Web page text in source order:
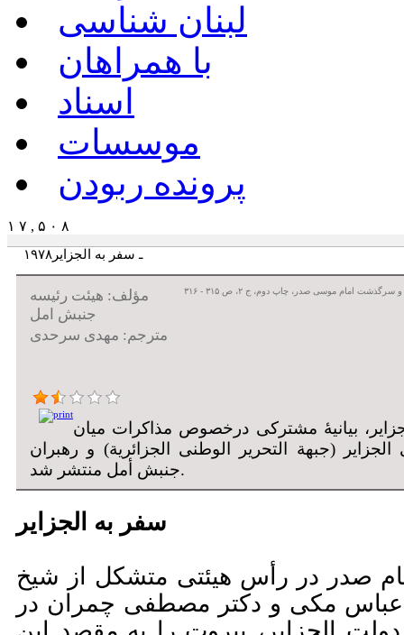
لبنان شناسی
با همراهان
اسناد
موسسات
پرونده ربودن
۱ ۷ , ۵ ۰ ۸
۱۹۷۸ـ سفر به الجزایر
سرگذشت امام موسی صدر، چاپ دوم، ج ۲، ص ۳۱۵ - ۳۱۶
مؤلف: هیئت رئیسه
جنبش امل
مترجم: مهدی سرحدی
بیانیۀ مشترکی درخصوص مذاکرات میان
(جبهة التحریر الوطنی الجزائریة) و رهبران
جنبش أمل منتشر شد.
سفر به الجزایر
۱۹۷۸/۶/۱۲، امام صدر در رأس هیئتی متشکل از شیخ
مکی و دکتر مصطفی چمران در